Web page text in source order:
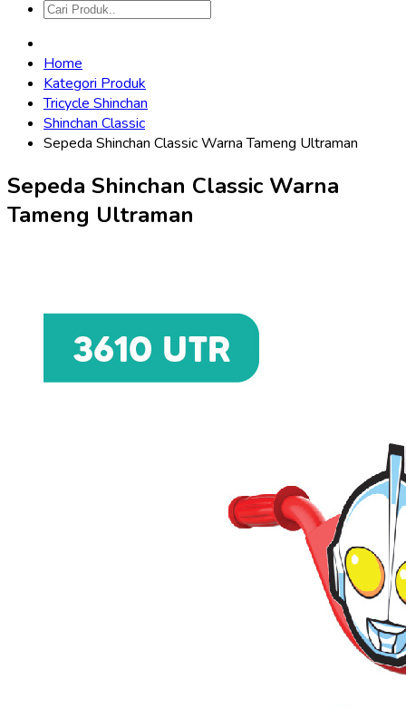
Home
Kategori Produk
Tricycle Shinchan
Shinchan Classic
Sepeda Shinchan Classic Warna Tameng Ultraman
Sepeda Shinchan Classic Warna
Tameng Ultraman